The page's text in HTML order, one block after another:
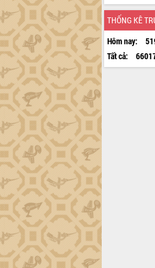
THỐNG KÊ
Hôm nay:
Tất cả: